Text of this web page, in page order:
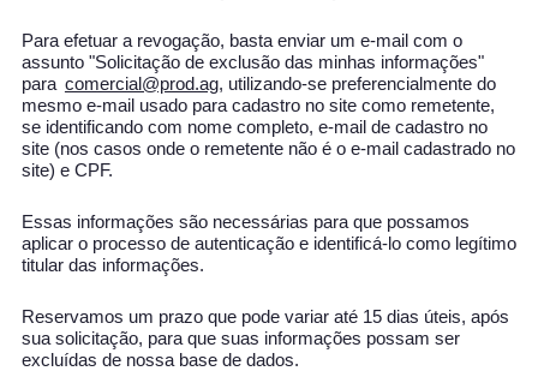
Para efetuar a revogação, basta enviar um e-mail com o
assunto "Solicitação de exclusão das minhas informações"
para comercial@prod.ag, utilizando-se preferencialmente do
mesmo e-mail usado para cadastro no site como remetente,
se identificando com nome completo, e-mail de cadastro no
site (nos casos onde o remetente não é o e-mail cadastrado no
site) e CPF.
Essas informações são necessárias para que possamos
aplicar o processo de autenticação e identificá-lo como legítimo
titular das informações.
Reservamos um prazo que pode variar até 15 dias úteis, após
sua solicitação, para que suas informações possam ser
excluídas de nossa base de dados.